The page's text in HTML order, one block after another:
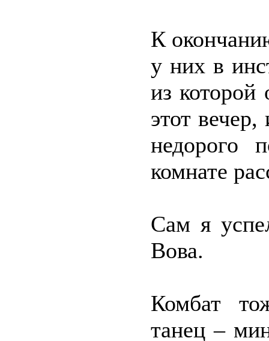
К
у них в
из которой
этот
недорого
комнате
Сам я
Вова.
Комбат
танец –